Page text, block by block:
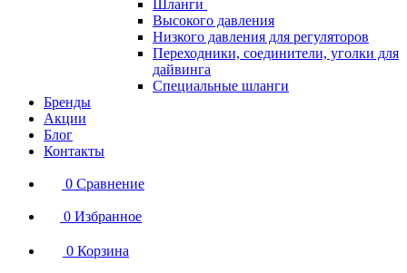
Шланги
Высокого давления
Низкого давления для регуляторов
Переходники, соединители, уголки для
дайвинга
Специальные шланги
Бренды
Акции
Блог
Контакты
0 Сравнение
0 Избранное
0 Корзина